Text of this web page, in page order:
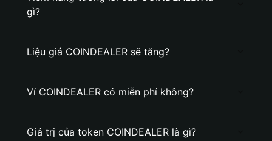
gì?
Liệu giá COINDEALER sẽ tăng?
Ví COINDEALER có miễn phí không?
Giá trị của token COINDEALER là gì?